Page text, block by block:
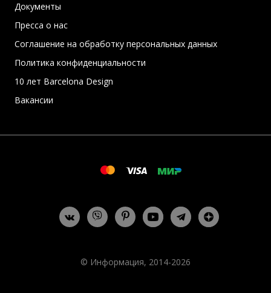
Документы
Пресса о нас
Соглашение на обработку персональных данных
Политика конфиденциальности
10 лет Barcelona Design
Вакансии
© Информация, 2014-2026